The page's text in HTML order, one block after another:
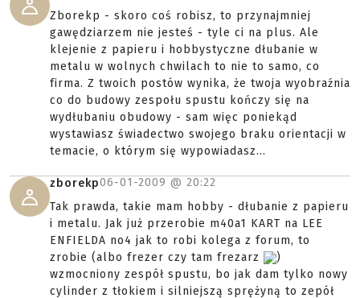
Zborekp - skoro coś robisz, to przynajmniej
gawędziarzem nie jesteś - tyle ci na plus. Ale
klejenie z papieru i hobbystyczne dłubanie w
metalu w wolnych chwilach to nie to samo, co
firma. Z twoich postów wynika, że twoja wyobraźnia
co do budowy zespołu spustu kończy się na
wydłubaniu obudowy - sam więc poniekąd
wystawiasz świadectwo swojego braku orientacji w
temacie, o którym się wypowiadasz...
zborekp06-01-2009 @ 20:22
Tak prawda, takie mam hobby - dłubanie z papieru
i metalu. Jak już przerobie m40a1 KART na LEE
ENFIELDA no4 jak to robi kolega z forum, to
zrobie (albo frezer czy tam frezarz
)
wzmocniony zespół spustu, bo jak dam tylko nowy
cylinder z tłokiem i silniejszą sprężyną to zepół